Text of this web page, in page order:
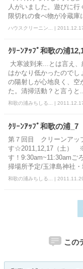
人がいました。遊びに
限切れの食べ物が冷蔵庫
ハウスクリーニン... |
ｸﾘｰﾝｱｯﾌﾟ和歌の浦
大寒波到来...とは言え
はかなり低かったのでし
の陽射しが心地良く、空
た。清掃活動？と言うと...
和歌の浦みちしる... |
ｸﾘｰﾝｱｯﾌﾟ和歌の浦_7
第７回目 クリーンアッ
す☆2011,12,17（土） ※
す！9:30am~11:30amご
掃場所予定/玉津島神社・
和歌の浦みちしる... |
この